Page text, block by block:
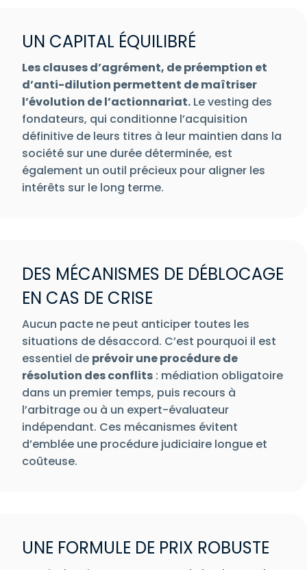
UN CAPITAL ÉQUILIBRÉ
Les clauses d’agrément, de préemption et
d’anti-dilution permettent de maîtriser
l’évolution de l’actionnariat. Le vesting des
fondateurs, qui conditionne l’acquisition
définitive de leurs titres à leur maintien dans la
société sur une durée déterminée, est
également un outil précieux pour aligner les
intérêts sur le long terme.
DES MÉCANISMES DE DÉBLOCAGE
EN CAS DE CRISE
Aucun pacte ne peut anticiper toutes les
situations de désaccord. C’est pourquoi il est
essentiel de prévoir une procédure de
résolution des conflits : médiation obligatoire
dans un premier temps, puis recours à
l’arbitrage ou à un expert-évaluateur
indépendant. Ces mécanismes évitent
d’emblée une procédure judiciaire longue et
coûteuse.
UNE FORMULE DE PRIX ROBUSTE